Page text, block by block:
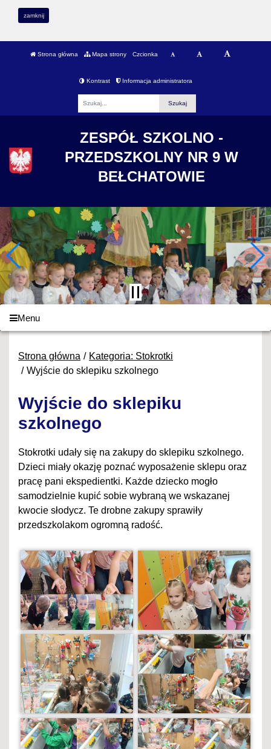
zamknij
Strona główna Mapa strony Czcionka
Kontrast Informacja administratora
ZESPÓŁ SZKOLNO -
PRZEDSZKOLNY NR 9 W
BEŁCHATOWIE
Menu
Strona główna
Kategoria: Stokrotki
Wyjście do sklepiku szkolnego
Wyjście do sklepiku
szkolnego
Stokrotki udały się na zakupy do sklepiku szkolnego.
Dzieci miały okazję poznać wyposażenie sklepu oraz
pracę pani ekspedientki. Każde dziecko mogło
samodzielnie kupić sobie wybraną we wskazanej
kwocie słodycz. Te drobne zakupy sprawiły
przedszkolakom ogromną radość.